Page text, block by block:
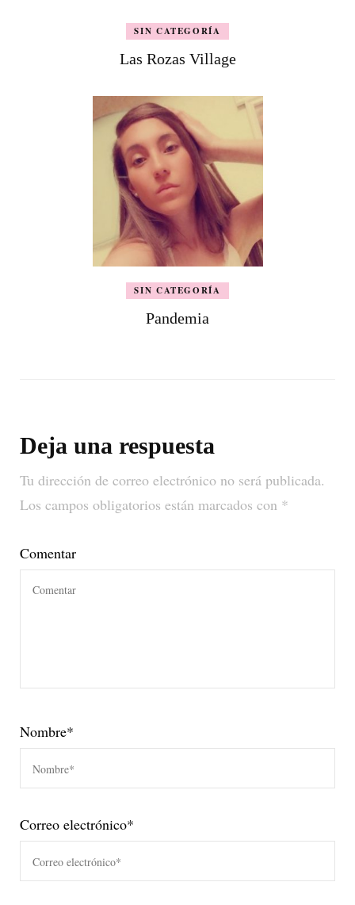
SIN CATEGORÍA
Las Rozas Village
SIN CATEGORÍA
Pandemia
Deja una respuesta
Tu dirección de correo electrónico no será publicada.
Los campos obligatorios están marcados con *
Comentar
Nombre*
Correo electrónico*